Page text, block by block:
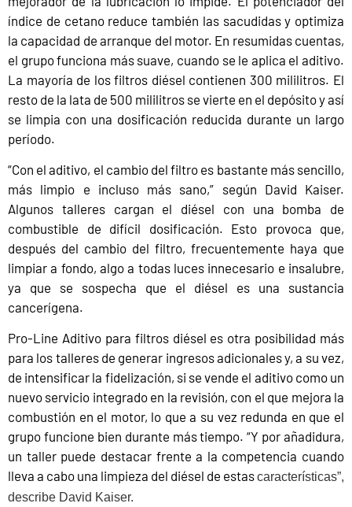
índice de cetano reduce también las sacudidas y optimiza
la capacidad de arranque del motor. En resumidas cuentas,
el grupo funciona más suave, cuando se le aplica el aditivo.
La mayoría de los filtros diésel contienen 300 mililitros. El
resto de la lata de 500 mililitros se vierte en el depósito y así
se limpia con una dosificación reducida durante un largo
período.
“Con el aditivo, el cambio del filtro es bastante más sencillo,
más limpio e incluso más sano,” según David Kaiser.
Algunos talleres cargan el diésel con una bomba de
combustible de difícil dosificación. Esto provoca que,
después del cambio del filtro, frecuentemente haya que
limpiar a fondo, algo a todas luces innecesario e insalubre,
ya que se sospecha que el diésel es una sustancia
cancerígena.
Pro-Line Aditivo para filtros diésel es otra posibilidad más
para los talleres de generar ingresos adicionales y, a su vez,
de intensificar la fidelización, si se vende el aditivo como un
nuevo servicio integrado en la revisión, con el que mejora la
combustión en el motor, lo que a su vez redunda en que el
grupo funcione bien durante más tiempo. “Y por añadidura,
un taller puede destacar frente a la competencia cuando
lleva a cabo una limpieza del diésel de estascaracterísticas”,
describe David Kaiser.